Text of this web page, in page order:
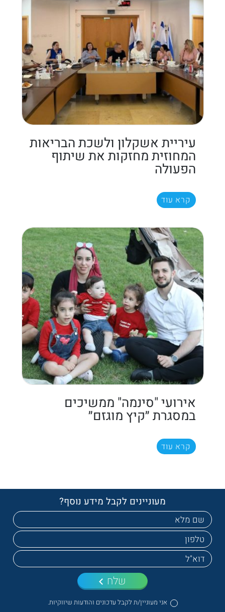
עיריית אשקלון ולשכת הבריאות
המחוזית מחזקות את שיתוף
הפעולה
קרא עוד
אירועי "סינמה" ממשיכים
במסגרת ״קיץ מוגזם״
קרא עוד
מעוניינים לקבל מידע נוסף?
אני מעוניין/ת לקבל עדכונים והודעות שיווקיות.
שלח